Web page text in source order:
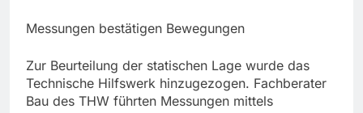
Messungen bestätigen Bewegungen
Zur Beurteilung der statischen Lage wurde das
Technische Hilfswerk hinzugezogen. Fachberater
Bau des THW führten Messungen mittels